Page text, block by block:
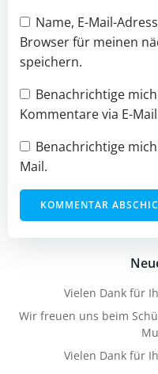
Name, E-Mail-
Browser für meinen
speichern.
Benachrichtige
Kommentare via E-
Benachrichtige
Mail.
Vielen Dank für
Wir freuen uns beim
Vielen Dank für